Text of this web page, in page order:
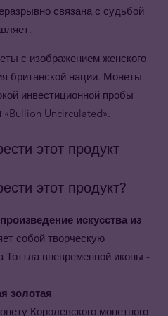
связана с судьбой
с изображением женского
британской нации. Монеты
инвестиционной пробы
«Bullion Uncirculated».
этот продукт
этот продукт?
искусства из
собой творческую
вневременной иконы -
золотая
Королевского монетного